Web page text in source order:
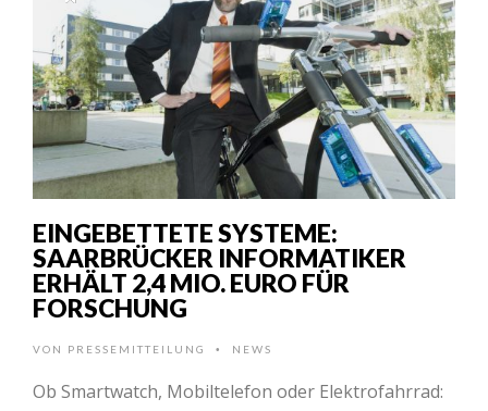
EINGEBETTETE SYSTEME:
SAARBRÜCKER INFORMATIKER
ERHÄLT 2,4 MIO. EURO FÜR
FORSCHUNG
VON PRESSEMITTEILUNG • NEWS
Ob Smartwatch, Mobiltelefon oder Elektrofahrrad: